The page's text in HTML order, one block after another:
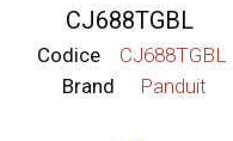
CJ688TGBL
Codice
CJ688TGBL
Brand
Panduit